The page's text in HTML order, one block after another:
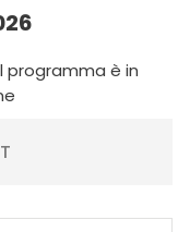
programma è in